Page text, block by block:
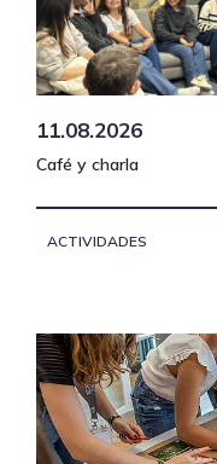
11.08.2026
Café y charla
ACTIVIDADES